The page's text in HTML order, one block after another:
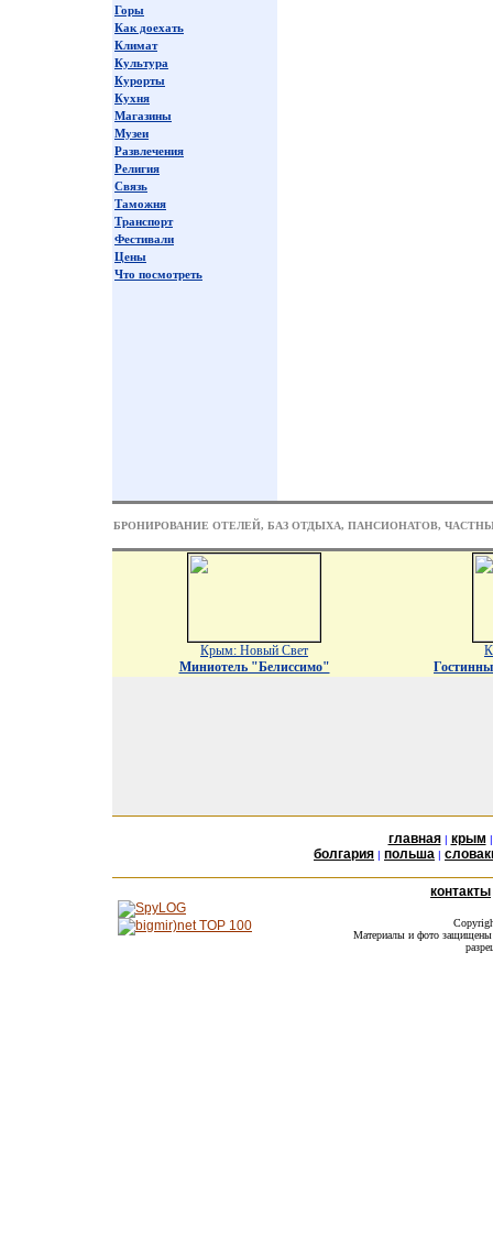
Горы
Как доехать
Климат
Культура
Курорты
Кухня
Магазины
Музеи
Развлечения
Религия
Связь
Таможня
Транспорт
Фестивали
Цены
Что посмотреть
БРОНИРОВАНИЕ ОТЕЛЕЙ, БАЗ ОТДЫХА, ПАНСИОНАТОВ,
Крым: Новый Свет
Миниотель "Белиссимо"
главная| крым
болгария | польша |
контакты
Материалы и фото защищены